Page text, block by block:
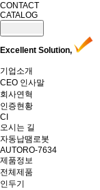
CONTACT
CATALOG
Excellent Solution,
기업소개
CEO 인사말
회사연혁
인증현황
CI
오시는 길
자동납땜로봇
AUTORO-7634
제품정보
전체제품
인두기